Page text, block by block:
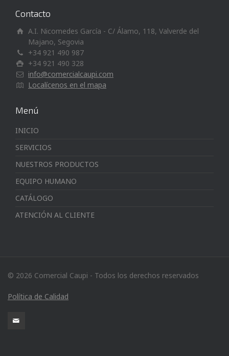
Contacto
A.I. Nicomedes García - C/ Álamo, 118, Valverde del
Majano, Segovia
+34 921 490 987
+34 921 490 328
info@comercialcaupi.com
Localícenos en el mapa
Menú
INICIO
SERVICIOS
NUESTROS PRODUCTOS
EQUIPO HUMANO
CATÁLOGO
ATENCIÓN AL CLIENTE
© 2026 Comercial Caupi - Todos los derechos reservados
Política de Calidad